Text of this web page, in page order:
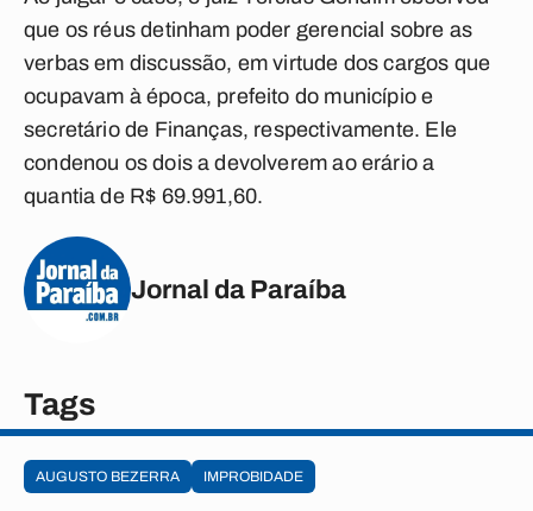
que os réus detinham poder gerencial sobre as
verbas em discussão, em virtude dos cargos que
ocupavam à época, prefeito do município e
secretário de Finanças, respectivamente. Ele
condenou os dois a devolverem ao erário a
quantia de R$ 69.991,60.
Jornal da Paraíba
Tags
AUGUSTO BEZERRA IMPROBIDADE